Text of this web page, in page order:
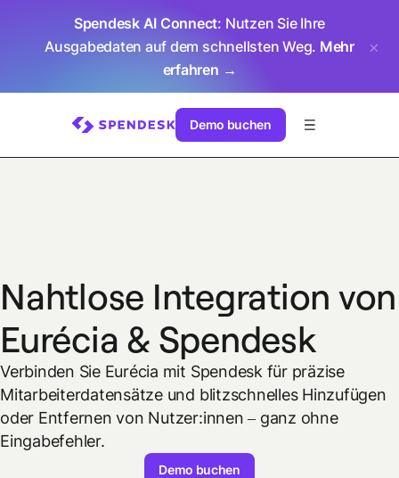
Spendesk AI Connect: Nutzen Sie Ihre
Ausgabedaten auf dem schnellsten Weg. Mehr
erfahren →
Demo buchen
Nahtlose Integration von
Eurécia & Spendesk
Verbinden Sie Eurécia mit Spendesk für präzise
Mitarbeiterdatensätze und blitzschnelles Hinzufügen
oder Entfernen von Nutzer:innen – ganz ohne
Eingabefehler.
Demo buchen